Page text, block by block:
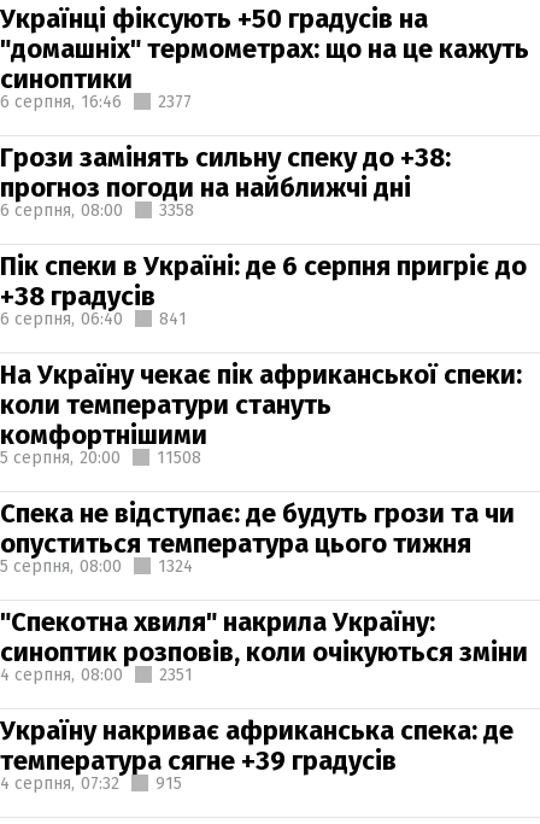
Українці фіксують +50 градусів на
"домашніх" термометрах: що на це кажуть
синоптики
6 серпня, 16:46 2377
Грози замінять сильну спеку до +38:
прогноз погоди на найближчі дні
6 серпня, 08:00 3358
Пік спеки в Україні: де 6 серпня пригріє до
+38 градусів
6 серпня, 06:40 841
На Україну чекає пік африканської спеки:
коли температури стануть
комфортнішими
5 серпня, 20:00 11508
Спека не відступає: де будуть грози та чи
опуститься температура цього тижня
5 серпня, 08:00 1324
"Спекотна хвиля" накрила Україну:
синоптик розповів, коли очікуються зміни
4 серпня, 08:00 2351
Україну накриває африканська спека: де
температура сягне +39 градусів
4 серпня, 07:32 915